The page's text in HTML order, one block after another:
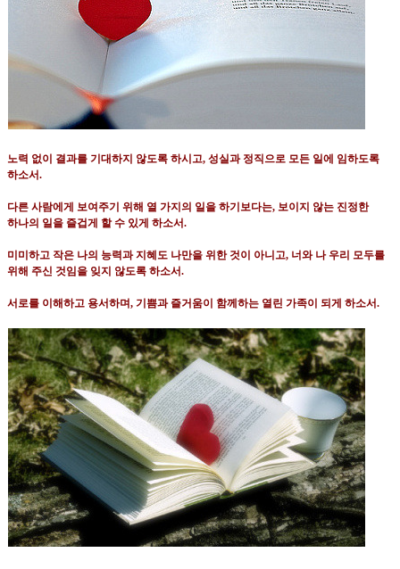
노력 없이 결과를 기대하지 않도록 하시고, 성실과 정직으로 모든 일에 임하도록
하소서.
다른 사람에게 보여주기 위해 열 가지의 일을 하기보다는, 보이지 않는 진정한
하나의 일을 즐겁게 할 수 있게 하소서.
미미하고 작은 나의 능력과 지혜도 나만을 위한 것이 아니고, 너와 나 우리 모두를
위해 주신 것임을 잊지 않도록 하소서.
서로를 이해하고 용서하며, 기쁨과 즐거움이 함께하는 열린 가족이 되게 하소서.